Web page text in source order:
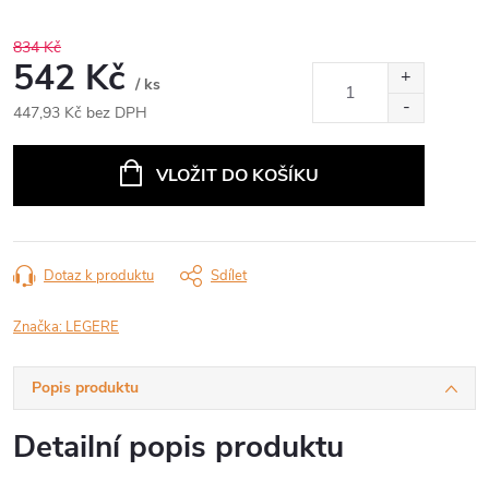
834 Kč
542 Kč / ks
447,93 Kč bez DPH
VLOŽIT DO KOŠÍKU
Dotaz k produktu Sdílet
Značka: LEGERE
Popis produktu
Detailní popis produktu